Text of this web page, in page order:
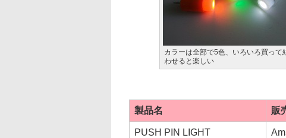
カラーは全部で5色、いろいろ買って
わせると楽しい
製品名 販
PUSH PIN LIGHT